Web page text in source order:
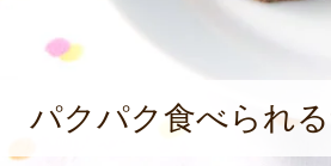
パクパク食べられ